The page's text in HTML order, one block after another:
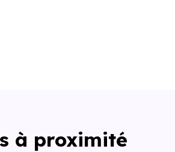
à proximité